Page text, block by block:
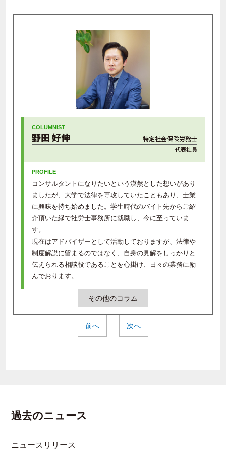
野田 好伸 特定社会保険労務士
代表社員
コンサルタントになりたいという漠然とした想いがあり
ましたが、大学で法律を専攻していたこともあり、士業
に興味を持ち始めました。学生時代のバイト先からご紹
介頂いた縁で社労士事務所に就職し、今に至っていま
す。
現在はアドバイザーとして活動しておりますが、法律や
制度解説に留まるのではなく、自身の見解をしっかりと
伝えられる相談役であることを心掛け、日々の業務に励
んでおります。
その他のコラム
前へ 次へ
過去のニュース
ニュースリリース